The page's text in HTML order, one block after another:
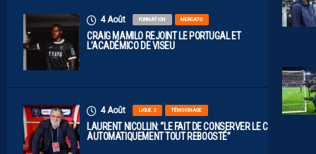
4 Août FORMATION MERCATO
CRAIG MAMILO REJOINT LE PORTUGAL ET
L’ACADÉMICO DE VISEU
4 Août LIGUE 2 TÉMOIGNAGE
LAURENT NICOLLIN: “LE FAIT DE CONSERVER LE CLUB A
AUTOMATIQUEMENT TOUT REBOOSTÉ”